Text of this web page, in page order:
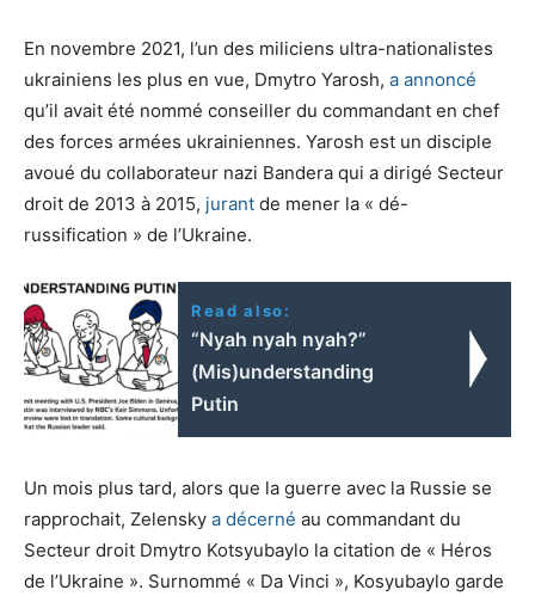
En novembre 2021, l’un des miliciens ultra-nationalistes
ukrainiens les plus en vue, Dmytro Yarosh, a annoncé
qu’il avait été nommé conseiller du commandant en chef
des forces armées ukrainiennes. Yarosh est un disciple
avoué du collaborateur nazi Bandera qui a dirigé Secteur
droit de 2013 à 2015, jurant de mener la « dé-
russification » de l’Ukraine.
Read also:
“Nyah nyah nyah?”
(Mis)understanding
Putin
Un mois plus tard, alors que la guerre avec la Russie se
rapprochait, Zelensky a décerné au commandant du
Secteur droit Dmytro Kotsyubaylo la citation de « Héros
de l’Ukraine ». Surnommé « Da Vinci », Kosyubaylo garde